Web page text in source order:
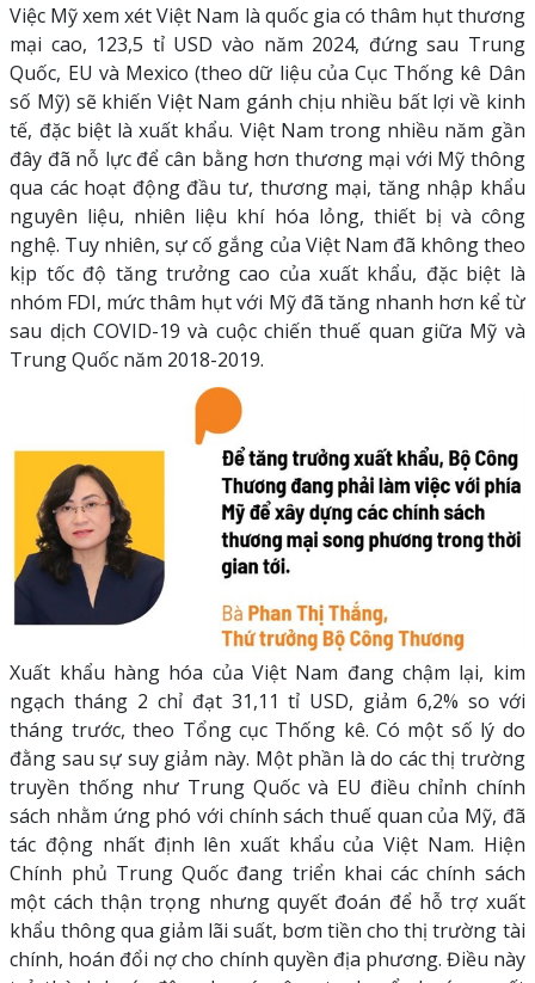
Việc Mỹ xem xét Việt Nam là quốc gia có thâm hụt thương
mại cao, 123,5 tỉ USD vào năm 2024, đứng sau Trung
Quốc, EU và Mexico (theo dữ liệu của Cục Thống kê Dân
số Mỹ) sẽ khiến Việt Nam gánh chịu nhiều bất lợi về kinh
tế, đặc biệt là xuất khẩu. Việt Nam trong nhiều năm gần
đây đã nỗ lực để cân bằng hơn thương mại với Mỹ thông
qua các hoạt động đầu tư, thương mại, tăng nhập khẩu
nguyên liệu, nhiên liệu khí hóa lỏng, thiết bị và công
nghệ. Tuy nhiên, sự cố gắng của Việt Nam đã không theo
kịp tốc độ tăng trưởng cao của xuất khẩu, đặc biệt là
nhóm FDI, mức thâm hụt với Mỹ đã tăng nhanh hơn kể từ
sau dịch COVID-19 và cuộc chiến thuế quan giữa Mỹ và
Trung Quốc năm 2018-2019.
Xuất khẩu hàng hóa của Việt Nam đang chậm lại, kim
ngạch tháng 2 chỉ đạt 31,11 tỉ USD, giảm 6,2% so với
tháng trước, theo Tổng cục Thống kê. Có một số lý do
đằng sau sự suy giảm này. Một phần là do các thị trường
truyền thống như Trung Quốc và EU điều chỉnh chính
sách nhằm ứng phó với chính sách thuế quan của Mỹ, đã
tác động nhất định lên xuất khẩu của Việt Nam. Hiện
Chính phủ Trung Quốc đang triển khai các chính sách
một cách thận trọng nhưng quyết đoán để hỗ trợ xuất
khẩu thông qua giảm lãi suất, bơm tiền cho thị trường tài
chính, hoán đổi nợ cho chính quyền địa phương. Điều này